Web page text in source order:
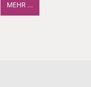
MEHR ...